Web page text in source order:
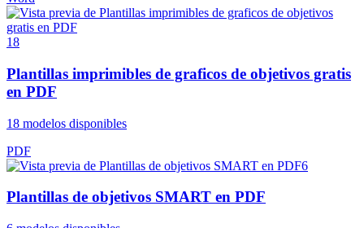
18
Plantillas imprimibles de graficos de objetivos gratis
en PDF
18 modelos disponibles
PDF
6
Plantillas de objetivos SMART en PDF